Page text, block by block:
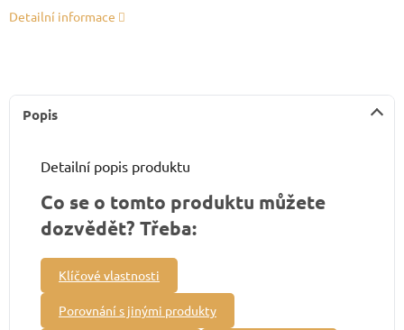
Detailní informace
Popis
Detailní popis produktu
Co se o tomto produktu můžete
dozvědět? Třeba:
Klíčové vlastnosti
Porovnání s jinými produkty